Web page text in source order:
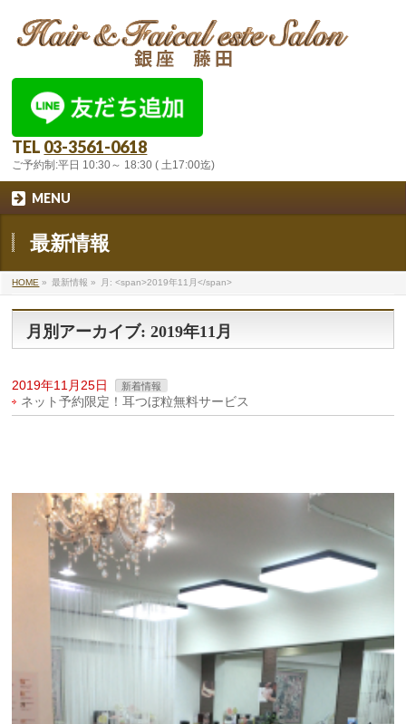
TEL 03-3561-0618
ご予約制:平日 10:30～ 18:30 ( 土17:00迄)
MENU
最新情報
HOME » 最新情報 » 月: <span>2019年11月</span>
月別アーカイブ: 2019年11月
2019年11月25日 新着情報
ネット予約限定！耳つぼ粒無料サービス